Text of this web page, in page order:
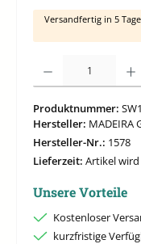
Versandfertig in 5
Produkt Anzahl: Gib den
Produktnummer:
Hersteller: MADEIRA
Hersteller-Nr.: 1578
Lieferzeit: Artikel
Unsere Vorteile
Kostenloser
kurzfristige